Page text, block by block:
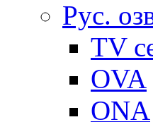
Рус.
TV
OVA
ONA